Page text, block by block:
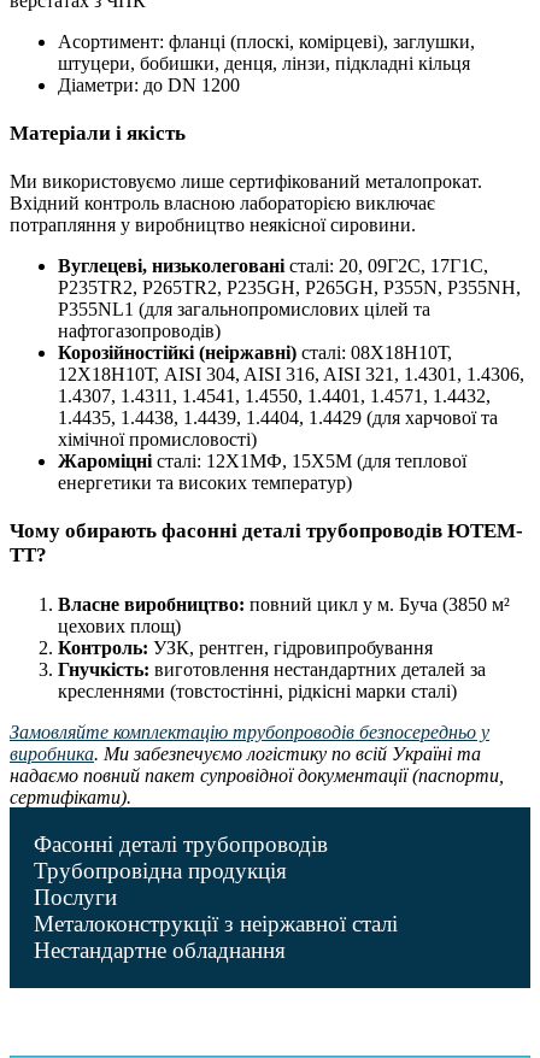
Асортимент: фланці (плоскі, комірцеві), заглушки,
штуцери, бобишки, денця, лінзи, підкладні кільця
Діаметри: до DN 1200
Матеріали і якість
Ми використовуємо лише сертифікований металопрокат.
Вхідний контроль власною лабораторією виключає
потрапляння у виробництво неякісної сировини.
Вуглецеві, низьколеговані сталі: 20, 09Г2С, 17Г1С,
P235TR2, P265TR2, P235GH, P265GH, P355N, P355NH,
P355NL1 (для загальнопромислових цілей та
нафтогазопроводів)
Корозійностійкі (неіржавні) сталі: 08Х18Н10Т,
12Х18Н10Т, AISI 304, AISI 316, AISI 321, 1.4301, 1.4306,
1.4307, 1.4311, 1.4541, 1.4550, 1.4401, 1.4571, 1.4432,
1.4435, 1.4438, 1.4439, 1.4404, 1.4429 (для харчової та
хімічної промисловості)
Жароміцні сталі: 12Х1МФ, 15Х5М (для теплової
енергетики та високих температур)
Чому обирають фасонні деталі трубопроводів ЮТЕМ-
ТТ?
Власне виробництво: повний цикл у м. Буча (3850 м²
цехових площ)
Контроль: УЗК, рентген, гідровипробування
Гнучкість: виготовлення нестандартних деталей за
кресленнями (товстостінні, рідкісні марки сталі)
Замовляйте комплектацію трубопроводів безпосередньо у
виробника. Ми забезпечуємо логістику по всій Україні та
надаємо повний пакет супровідної документації (паспорти,
сертифікати).
Фасонні деталі трубопроводів
Трубопровідна продукція
Послуги
Металоконструкції з неіржавної сталі
Нестандартне обладнання